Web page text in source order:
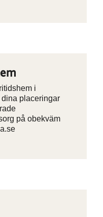
i
placeringar
på obekväm